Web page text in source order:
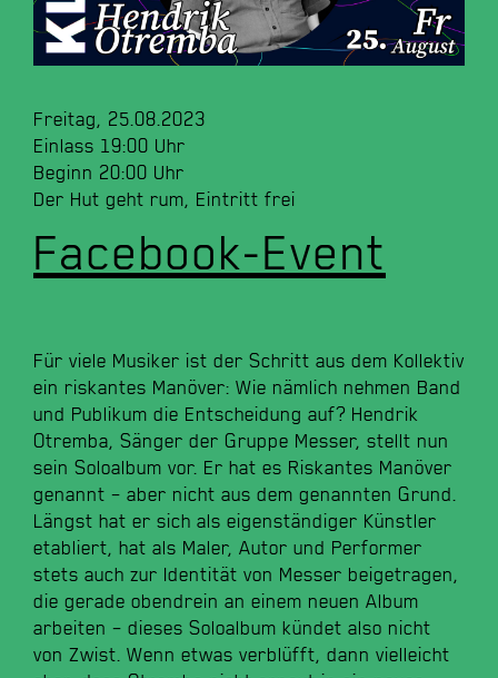
Freitag, 25.08.2023
Einlass 19:00 Uhr
Beginn 20:00 Uhr
Der Hut geht rum, Eintritt frei
Facebook-Event
Für viele Musiker ist der Schritt aus dem Kollektiv
ein riskantes Manöver: Wie nämlich nehmen Band
und Publikum die Entscheidung auf? Hendrik
Otremba, Sänger der Gruppe Messer, stellt nun
sein Soloalbum vor. Er hat es Riskantes Manöver
genannt – aber nicht aus dem genannten Grund.
Längst hat er sich als eigenständiger Künstler
etabliert, hat als Maler, Autor und Performer
stets auch zur Identität von Messer beigetragen,
die gerade obendrein an einem neuen Album
arbeiten – dieses Soloalbum kündet also nicht
von Zwist. Wenn etwas verblüfft, dann vielleicht